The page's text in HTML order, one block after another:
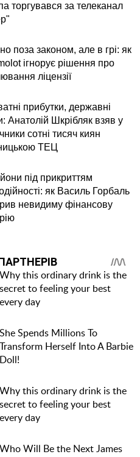
торгувався за телеканал
поза законом, але в грі: як
ігнорує рішення про
ліцензії
прибутки, державні
Анатолій Шкрібляк взяв у
сотні тисяч киян
ТЕЦ
під прикриттям
як Василь Горбаль
невидиму фінансову